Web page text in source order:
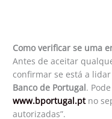
Como verificar se uma
Antes de aceitar
confirmar se está a
Banco de Portugal.
www.bportugal.ptno
autorizadas”.